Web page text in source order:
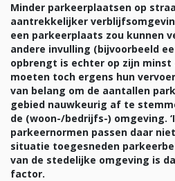
Minder parkeerplaatsen op
aantrekkelijker
een parkeerplaats zou kunnen
andere invulling (bijvoorbeeld
opbrengt is echter op zijn minst
moeten toch ergens hun
van belang om de aantallen
gebied nauwkeurig af te
de (woon-/bedrijfs-) omgeving.
parkeernormen passen daar
situatie toegesneden
van de stedelijke omgeving is
factor.